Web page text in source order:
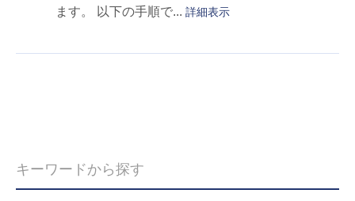
ます。 以下の手順で... 詳細表示